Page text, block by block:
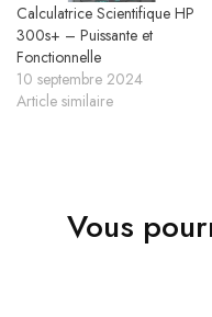
Calculatrice Scientifique HP
300s+ – Puissante et
Fonctionnelle
10 septembre 2024
Article similaire
Vous